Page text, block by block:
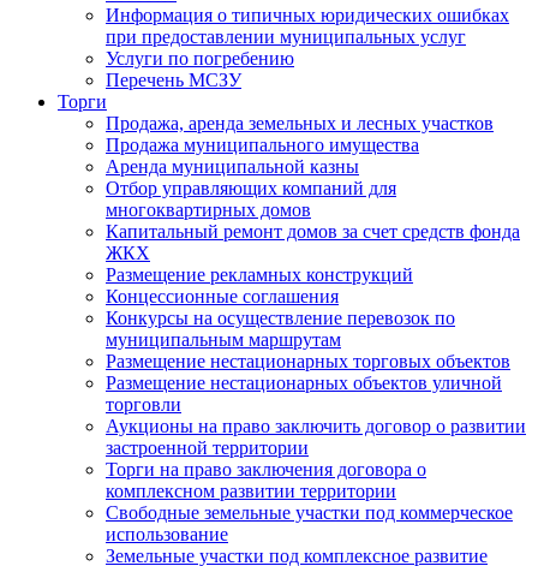
Информация о типичных юридических ошибках
при предоставлении муниципальных услуг
Услуги по погребению
Перечень МСЗУ
Торги
Продажа, аренда земельных и лесных участков
Продажа муниципального имущества
Аренда муниципальной казны
Отбор управляющих компаний для
многоквартирных домов
Капитальный ремонт домов за счет средств фонда
ЖКХ
Размещение рекламных конструкций
Концессионные соглашения
Конкурсы на осуществление перевозок по
муниципальным маршрутам
Размещение нестационарных торговых объектов
Размещение нестационарных объектов уличной
торговли
Аукционы на право заключить договор о развитии
застроенной территории
Торги на право заключения договора о
комплексном развитии территории
Свободные земельные участки под коммерческое
использование
Земельные участки под комплексное развитие